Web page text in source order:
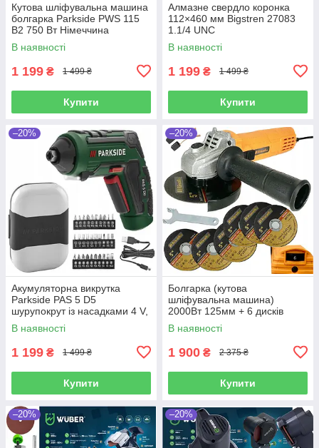
Кутова шліфувальна машина
болгарка Parkside PWS 115
B2 750 Вт Німеччина
В наявності
1 199 ₴ 1 499 ₴
Купити
Алмазне свердло коронка
112×460 мм Bigstren 27083
1.1/4 UNC
В наявності
1 199 ₴ 1 499 ₴
Купити
–20%
Акумуляторна викрутка
Parkside PAS 5 D5
шурупокрут із насадками 4 V,
1500 mAh, 10 Nm, Німеччина
В наявності
1 199 ₴ 1 499 ₴
Купити
–20%
Болгарка (кутова
шліфувальна машина)
2000Вт 125мм + 6 дисків
Riwall Pro (Чехія)
В наявності
1 900 ₴ 2 375 ₴
Купити
–20% –20%